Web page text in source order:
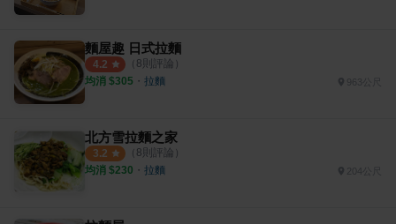
麵屋趣 日式拉麵
4.2 （ 8則評論）
均消 $305 ・ 拉麵
北方雪拉麵之家
3.2 （ 8則評論）
均消 $230 ・ 拉麵 204公尺